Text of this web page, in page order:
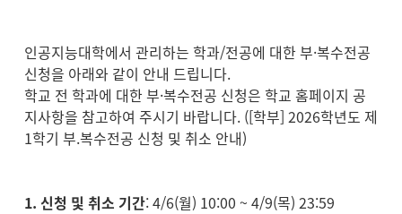
인공지능대학에서 관리하는 학과/전공에 대한 부·복수전공
신청을 아래와 같이 안내 드립니다.
학교 전 학과에 대한 부·복수전공 신청은 학교 홈페이지 공
지사항을 참고하여 주시기 바랍니다. ([학부] 2026학년도 제
1학기 부.복수전공 신청 및 취소 안내)
1. 신청 및 취소 기간: 4/6(월) 10:00 ~ 4/9(목) 23:59